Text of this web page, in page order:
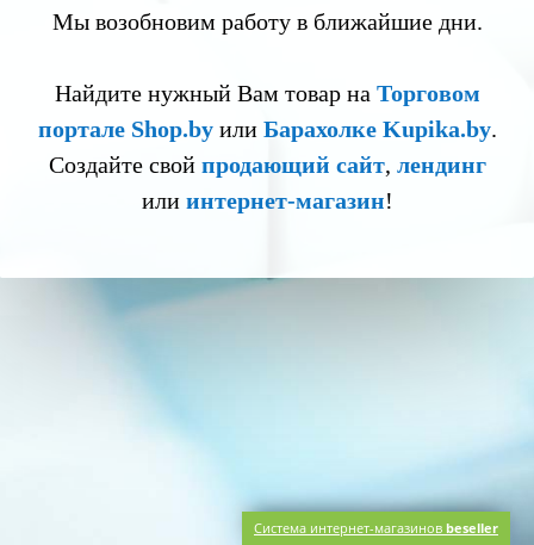
Мы возобновим работу в ближайшие дни.
Найдите нужный Вам товар на Торговом
портале Shop.byили Барахолке Kupika.by.
Создайте свой продающий сайт, лендинг
или интернет-магазин!
Система интернет-магазинов beseller